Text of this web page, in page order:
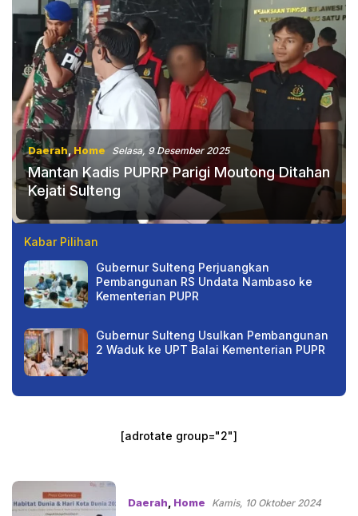
Daerah Home Selasa, 9 Desember 2025
Mantan Kadis PUPRP Parigi Moutong Ditahan
Kejati Sulteng
Kabar Pilihan
Gubernur Sulteng Perjuangkan
Pembangunan RS Undata Nambaso ke
Kementerian PUPR
Gubernur Sulteng Usulkan Pembangunan
2 Waduk ke UPT Balai Kementerian PUPR
[adrotate group="2"]
Daerah Home Kamis, 10 Oktober 2024